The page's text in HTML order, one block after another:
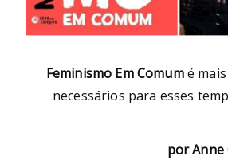
Feminismo Em Comumé
necessários para esses
por Anne